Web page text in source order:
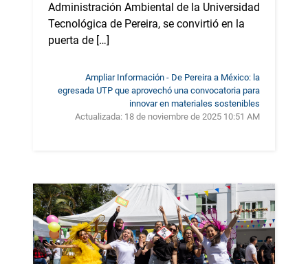
Administración Ambiental de la Universidad
Tecnológica de Pereira, se convirtió en la
puerta de […]
Ampliar Información - De Pereira a México: la
egresada UTP que aprovechó una convocatoria para
innovar en materiales sostenibles
Actualizada: 18 de noviembre de 2025 10:51 AM